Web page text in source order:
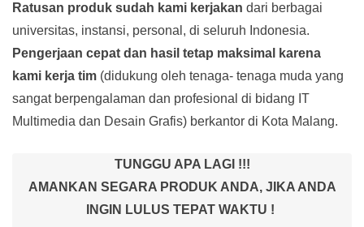
Ratusan produk sudah kami kerjakan dari berbagai
universitas, instansi, personal, di seluruh Indonesia.
Pengerjaan cepat dan hasil tetap maksimal karena
kami kerja tim (didukung oleh tenaga- tenaga muda yang
sangat berpengalaman dan profesional di bidang IT
Multimedia dan Desain Grafis) berkantor di Kota Malang.
TUNGGU APA LAGI !!!
AMANKAN SEGARA PRODUK ANDA, JIKA ANDA
INGIN LULUS TEPAT WAKTU !